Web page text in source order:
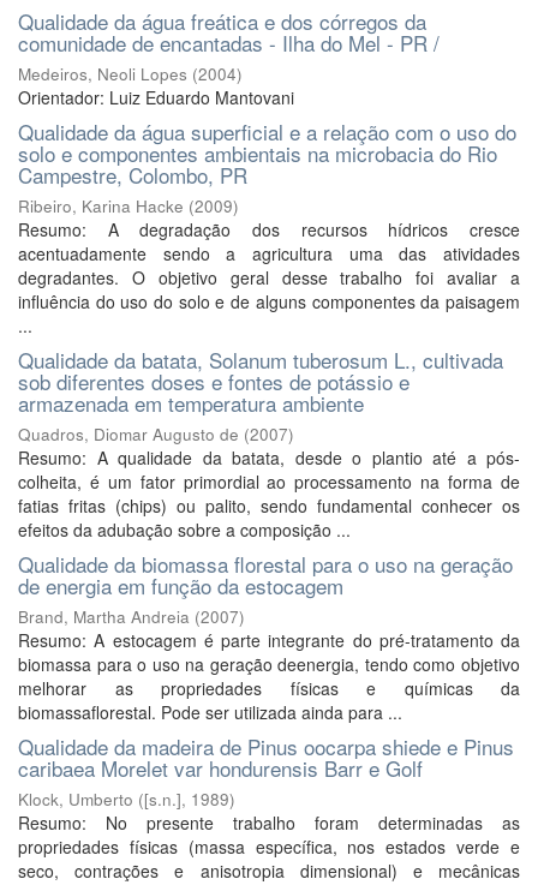
Qualidade da água freática e dos córregos da
comunidade de encantadas - Ilha do Mel - PR /
Medeiros, Neoli Lopes (2004)
Orientador: Luiz Eduardo Mantovani
Qualidade da água superficial e a relação com o uso do
solo e componentes ambientais na microbacia do Rio
Campestre, Colombo, PR
Ribeiro, Karina Hacke (2009)
Resumo: A degradação dos recursos hídricos cresce
acentuadamente sendo a agricultura uma das atividades
degradantes. O objetivo geral desse trabalho foi avaliar a
influência do uso do solo e de alguns componentes da paisagem
...
Qualidade da batata, Solanum tuberosum L., cultivada
sob diferentes doses e fontes de potássio e
armazenada em temperatura ambiente
Quadros, Diomar Augusto de (2007)
Resumo: A qualidade da batata, desde o plantio até a pós-
colheita, é um fator primordial ao processamento na forma de
fatias fritas (chips) ou palito, sendo fundamental conhecer os
efeitos da adubação sobre a composição ...
Qualidade da biomassa florestal para o uso na geração
de energia em função da estocagem
Brand, Martha Andreia (2007)
Resumo: A estocagem é parte integrante do pré-tratamento da
biomassa para o uso na geração deenergia, tendo como objetivo
melhorar as propriedades físicas e químicas da
biomassaflorestal. Pode ser utilizada ainda para ...
Qualidade da madeira de Pinus oocarpa shiede e Pinus
caribaea Morelet var hondurensis Barr e Golf
Klock, Umberto ([s.n.], 1989)
Resumo: No presente trabalho foram determinadas as
propriedades físicas (massa específica, nos estados verde e
seco, contrações e anisotropia dimensional) e mecânicas